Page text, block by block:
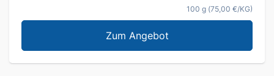
100 g (75,00 €/KG)
Zum AngebotGarten- &